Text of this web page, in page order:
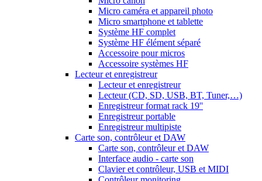
Micro caméra et appareil photo
Micro smartphone et tablette
Système HF complet
Système HF élément séparé
Accessoire pour micros
Accessoire systèmes HF
Lecteur et enregistreur
Lecteur et enregistreur
Lecteur (CD, SD, USB, BT, Tuner,…)
Enregistreur format rack 19''
Enregistreur portable
Enregistreur multipiste
Carte son, contrôleur et DAW
Carte son, contrôleur et DAW
Interface audio - carte son
Clavier et contrôleur, USB et MIDI